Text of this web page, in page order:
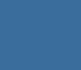
· 10.